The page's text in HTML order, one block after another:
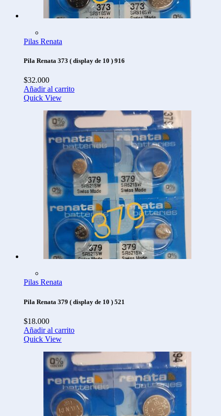
Pilas Renata
Pila Renata 373 ( display de 10 ) 916
$32.000
Añadir al carrito
Quick View
Pilas Renata
Pila Renata 379 ( display de 10 ) 521
$18.000
Añadir al carrito
Quick View